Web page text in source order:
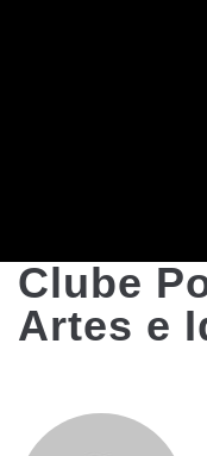
Clube
Artes e